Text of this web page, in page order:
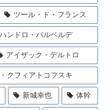
ツール・ド・フランス
ンドロ・バルベルデ
アイザック・デルトロ
クフィアトコフスキ
新城幸也 体幹